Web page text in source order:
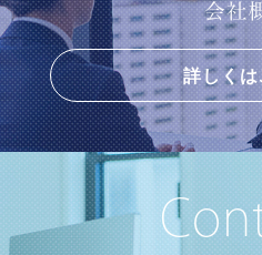
会社
詳しく